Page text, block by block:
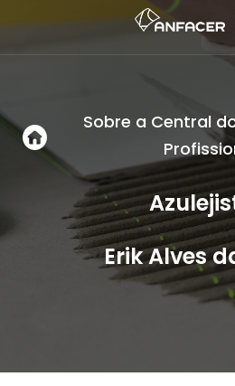
Sobre a Central
Erik Alves